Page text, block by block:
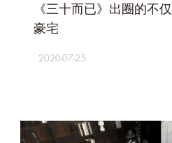
《三十而已》出圈的不
豪宅
2020-07-25